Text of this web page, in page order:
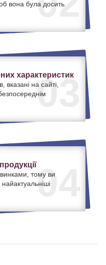
вона була досить
03
характеристик
вказані на сайті,
04
тому ви